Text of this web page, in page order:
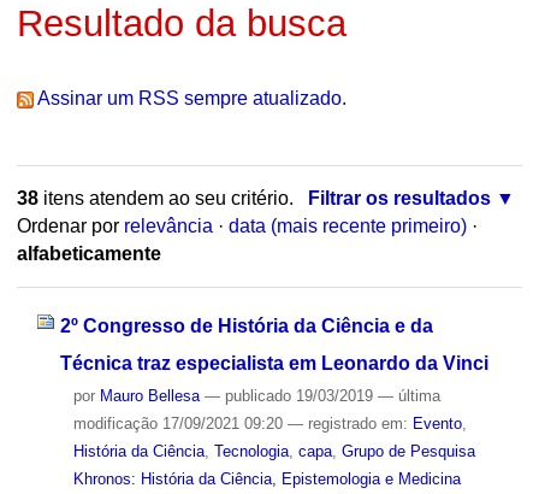
Resultado da busca
Assinar um RSS sempre atualizado.
38itens atendem ao seu critério.
Filtrar os resultados
Ordenar por relevância · data (mais recente primeiro) ·
alfabeticamente
2º Congresso de História da Ciência e da
Técnica traz especialista em Leonardo da Vinci
por Mauro Bellesa — publicado19/03/2019 — última
modificação17/09/2021 09:20 — registrado em: Evento,
História da Ciência, Tecnologia, capa, Grupo de Pesquisa
Khronos: História da Ciência, Epistemologia e Medicina